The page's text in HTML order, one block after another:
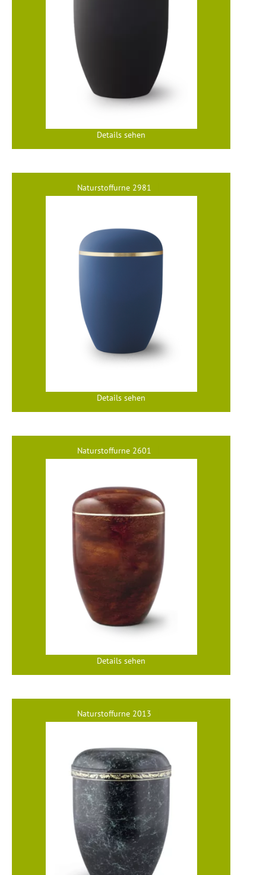
Details sehen
Naturstoffurne 2981
Details sehen
Naturstoffurne 2601
Details sehen
Naturstoffurne 2013